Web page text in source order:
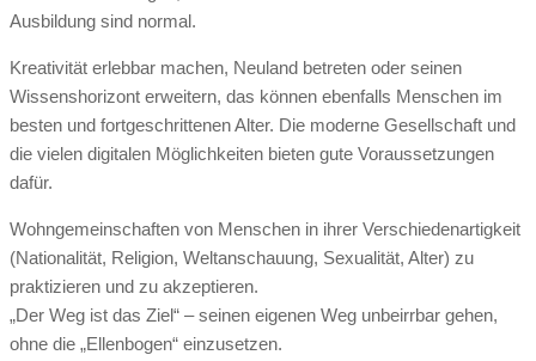
Ausbildung sind normal.
Kreativität erlebbar machen, Neuland betreten oder seinen
Wissenshorizont erweitern, das können ebenfalls Menschen im
besten und fortgeschrittenen Alter. Die moderne Gesellschaft und
die vielen digitalen Möglichkeiten bieten gute Voraussetzungen
dafür.
Wohngemeinschaften von Menschen in ihrer Verschiedenartigkeit
(Nationalität, Religion, Weltanschauung, Sexualität, Alter) zu
praktizieren und zu akzeptieren.
„Der Weg ist das Ziel“ – seinen eigenen Weg unbeirrbar gehen,
ohne die „Ellenbogen“ einzusetzen.